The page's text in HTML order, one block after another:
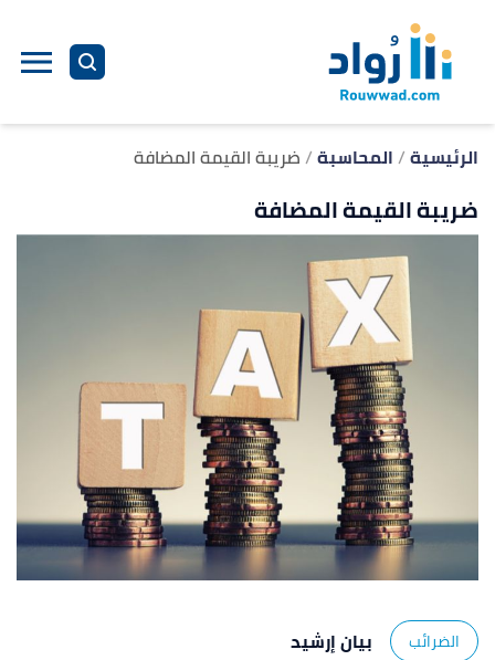
الرئيسية المحاسبة ضريبة القيمة المضافة
ضريبة القيمة المضافة
الضرائب
بيان إرشيد